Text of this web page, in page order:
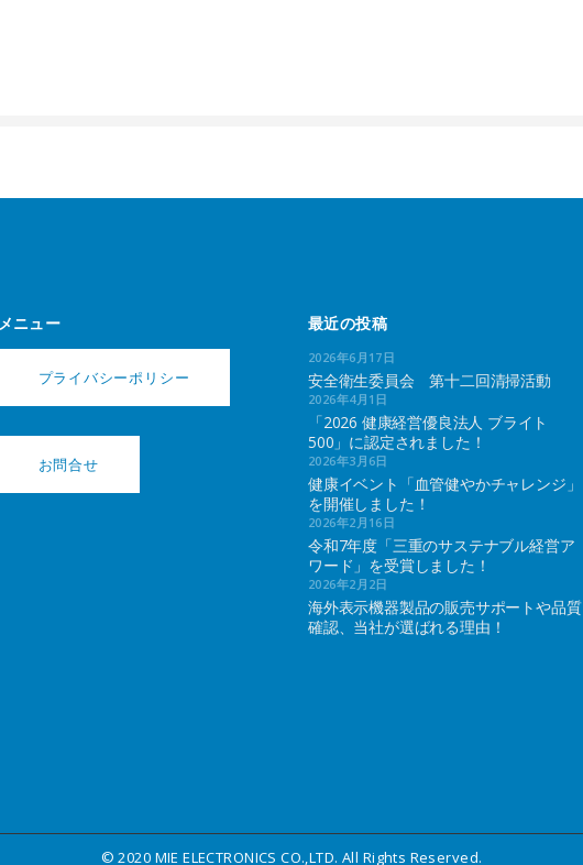
メニュー
プライバシーポリシー
お問合せ
最近の投稿
2026年6月17日
安全衛生委員会 第十二回清掃活動
2026年4月1日
「2026 健康経営優良法人 ブライト
500」に認定されました！
2026年3月6日
健康イベント「血管健やかチャレンジ」
を開催しました！
2026年2月16日
令和7年度「三重のサステナブル経営ア
ワード」を受賞しました！
2026年2月2日
海外表示機器製品の販売サポートや品質
確認、当社が選ばれる理由！
© 2020 MIE ELECTRONICS CO.,LTD. All Rights Reserved.